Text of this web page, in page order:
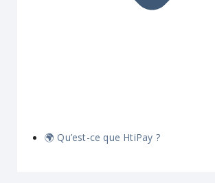
🌍 Qu’est-ce que HtiPay ?